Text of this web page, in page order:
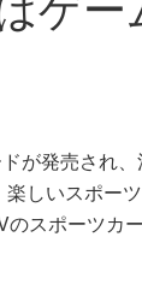
が発売され
しいスポー
のスポーツカ